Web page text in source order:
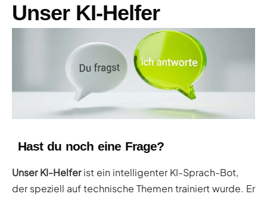
Unser KI-Helfer
Hast du noch eine Frage?
Unser KI-Helferist ein intelligenter KI-Sprach-Bot,
der speziell auf technische Themen trainiert wurde. Er